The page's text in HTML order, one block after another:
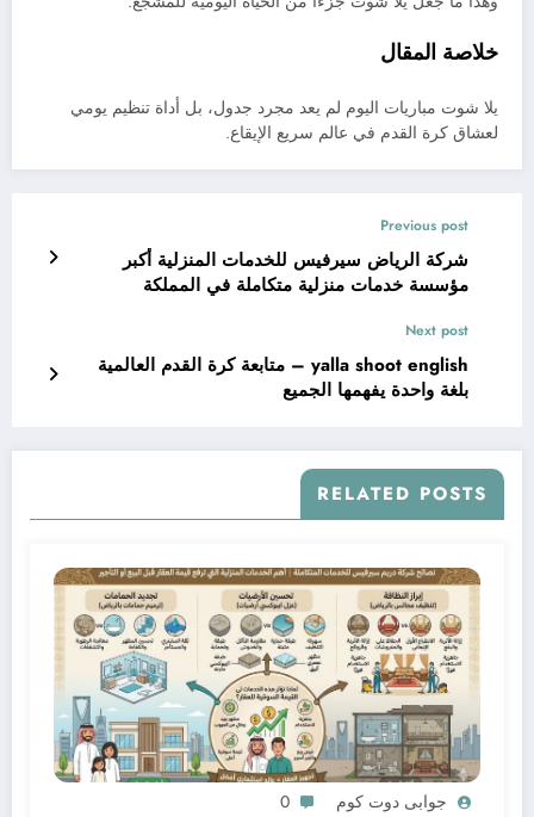
خلاصة المقال
يلا شوت مباريات اليوم لم يعد مجرد جدول، بل أداة تنظيم يومي
لعشاق كرة القدم في عالم سريع الإيقاع.
Previous post
شركة الرياض سيرفيس للخدمات المنزلية أكبر
مؤسسة خدمات منزلية متكاملة في المملكة
Next post
yalla shoot english – متابعة كرة القدم العالمية
بلغة واحدة يفهمها الجميع
RELATED POSTS
جوابى دوت كوم 0